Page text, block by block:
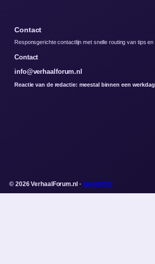
Contact
Responsgerichte contactlijn met snelle routing van tips en
Contact
info@verhaalforum.nl
Reactie van de redactie: meestal binnen een
© 2026 VerhaalForum.nl · WorldRSS